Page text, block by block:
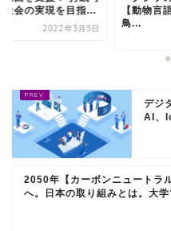
社会の実現を目指...
2022年3月5日
【動物言
鳥...
デジ
AI、
2050年【カーボンニュートラ
へ。日本の取り組みとは。大